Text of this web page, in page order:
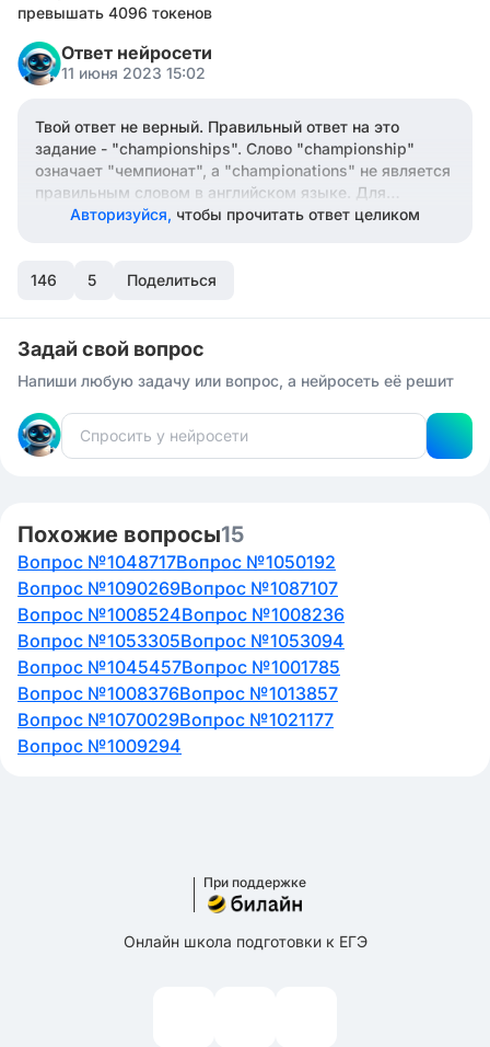
превышать 4096 токенов
Ответ нейросети
11 июня 2023 15:02
Твой ответ не верный. Правильный ответ на это
задание - "championships". Слово "championship"
означает "чемпионат", а "championations" не является
правильным словом в английском языке. Для
решения этого задания нужно было знать форму
правильный ответ: "championships". Прошу оценить
Авторизуйся, чтобы прочитать ответ целиком
146 5 Поделиться
Задай свой вопрос
Напиши любую задачу или вопрос, а нейросеть её решит
Похожие вопросы15
Вопрос №1048717Вопрос №1050192
Вопрос №1090269Вопрос №1087107
Вопрос №1008524Вопрос №1008236
Вопрос №1053305Вопрос №1053094
Вопрос №1045457Вопрос №1001785
Вопрос №1008376Вопрос №1013857
Вопрос №1070029Вопрос №1021177
Вопрос №1009294
При поддержке
Онлайн школа подготовки к ЕГЭ